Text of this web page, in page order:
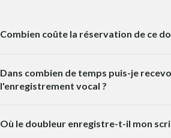
Combien coûte la réservation de ce
Dans combien de temps puis-je
l'enregistrement vocal ?
Où le doubleur enregistre-t-il mon